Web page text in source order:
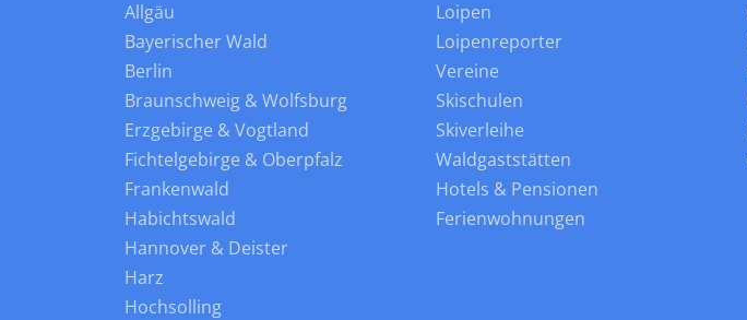
Allgäu
Bayerischer Wald
Berlin
Braunschweig & Wolfsburg
Erzgebirge & Vogtland
Fichtelgebirge & Oberpfalz
Frankenwald
Habichtswald
Hannover & Deister
Harz
Hochsolling
Loipen
Loipenreporter
Vereine
Skischulen
Skiverleihe
Waldgaststätten
Hotels & Pensionen
Ferienwohnungen